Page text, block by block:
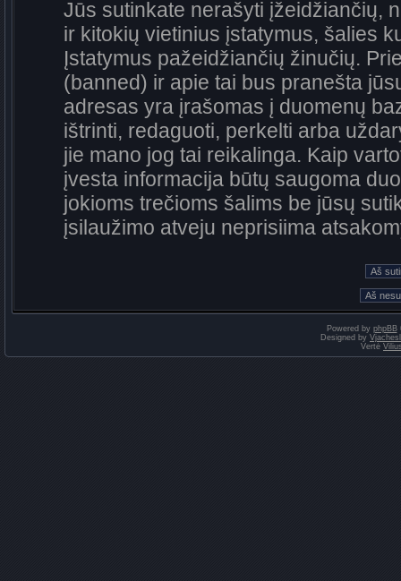
Jūs sutinkate nerašyti įžeidžiančių,
ir kitokių vietinius įstatymus, šalies
Įstatymus pažeidžiančių žinučių.
(banned) ir apie tai bus pranešta
adresas yra įrašomas į duomenų
ištrinti, redaguoti, perkelti arba
jie mano jog tai reikalinga. Kaip
įvesta informacija būtų saugoma
jokioms trečioms šalims be jūsų
įsilaužimo atveju neprisiima
Powered by phpBB
Designed by
Vertė